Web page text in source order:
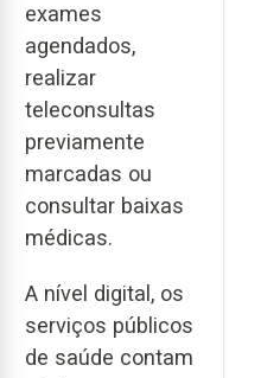
exames
agendados,
realizar
teleconsultas
previamente
marcadas ou
consultar baixas
médicas.
A nível digital, os
serviços públicos
de saúde contam